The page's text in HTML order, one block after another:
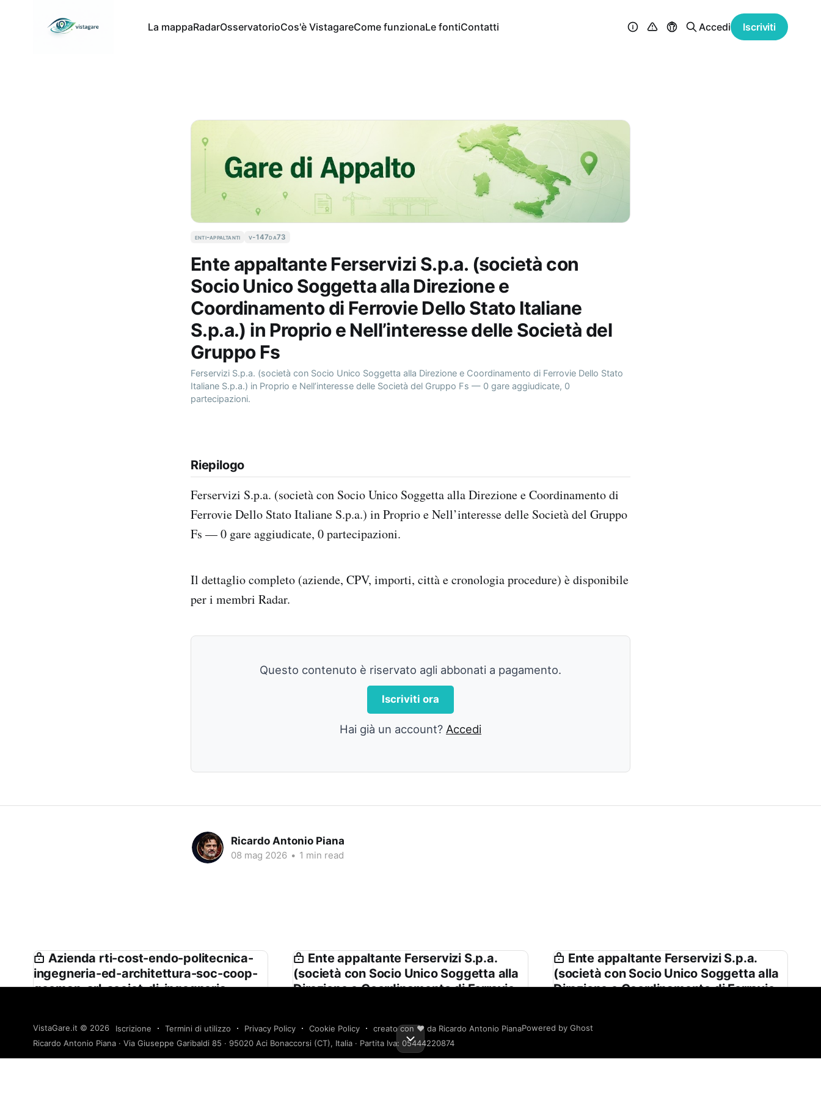
La mappaRadarOsservatorioCos'è VistagareCome funzionaLe fontiContatti Accedi Iscriviti
enti-appaltanti v-147da73
Ente appaltante Ferservizi S.p.a. (società con
Socio Unico Soggetta alla Direzione e
Coordinamento di Ferrovie Dello Stato Italiane
S.p.a.) in Proprio e Nell’interesse delle Società del
Gruppo Fs
Ferservizi S.p.a. (società con Socio Unico Soggetta alla Direzione e Coordinamento di Ferrovie Dello Stato
Italiane S.p.a.) in Proprio e Nell’interesse delle Società del Gruppo Fs — 0 gare aggiudicate, 0
partecipazioni.
Riepilogo
Ferservizi S.p.a. (società con Socio Unico Soggetta alla Direzione e Coordinamento di
Ferrovie Dello Stato Italiane S.p.a.) in Proprio e Nell’interesse delle Società del Gruppo
Fs — 0 gare aggiudicate, 0 partecipazioni.
Il dettaglio completo (aziende, CPV, importi, città e cronologia procedure) è disponibile
per i membri Radar.
Questo contenuto è riservato agli abbonati a pagamento.
Iscriviti ora
Hai già un account? Accedi
Ricardo Antonio Piana
08 mag 2026 • 1 min read
Azienda rti-cost-endo-politecnica-
ingegneria-ed-architettura-soc-coop-
geomap-srl-societ-di-ingegneria-
ingegneri-associati-srl
Rti. Cost.endo - Politecnica Ingegneria ed
Ente appaltante Ferservizi S.p.a.
(società con Socio Unico Soggetta alla
Direzione e Coordinamento di Ferrovie
Fs
Ferservizi S.p.a. (società con Socio Unico
Ente appaltante Ferservizi S.p.a.
(società con Socio Unico Soggetta alla
Direzione e Coordinamento di Ferrovie
Spa
Ferservizi S.p.a. (società con Socio Unico
VistaGare.it © 2026 Iscrizione Termini di utilizzo Privacy Policy Cookie Policy creato con ❤️ da Ricardo Antonio PianaPowered by Ghost
Ricardo Antonio Piana · Via Giuseppe Garibaldi 85 · 95020 Aci Bonaccorsi (CT), Italia · Partita Iva: 05444220874